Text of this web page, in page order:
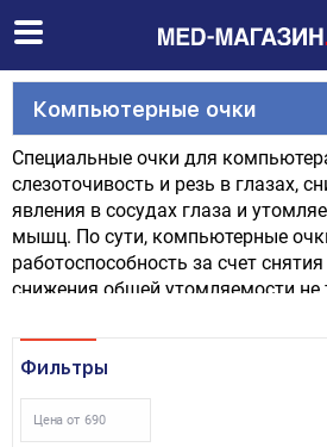
Компьютерные очки
Специальные очки для
слезоточивость и резь в глазах,
явления в сосудах глаза и
мышц. По сути, компьютерные
работоспособность за счет
снижения общей утомляемости не
Фильтры
Цена от